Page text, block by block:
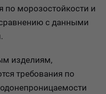
по морозостойкости и
с данными
.
изделиям,
требования по